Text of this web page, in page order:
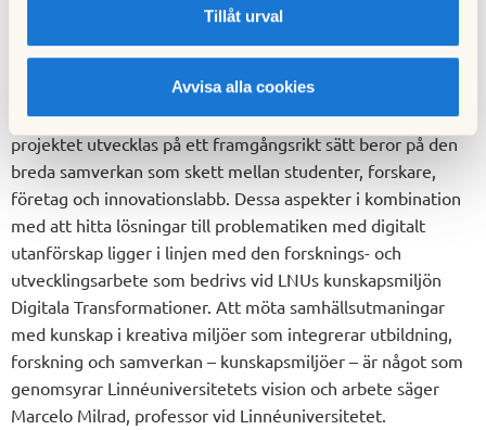
Tillåt urval
Avvisa alla cookies
Nellie Mustonen, en av studenterna ifrån
Linnéuniversitetet.
Som stöd och handledning har studenterna haft hjälp av
såväl forskare inom såväl informatik som datateknik. Att
projektet utvecklas på ett framgångsrikt sätt beror på den
breda samverkan som skett mellan studenter, forskare,
företag och innovationslabb. Dessa aspekter i kombination
med att hitta lösningar till problematiken med digitalt
utanförskap ligger i linjen med den forsknings- och
utvecklingsarbete som bedrivs vid LNUs kunskapsmiljön
Digitala Transformationer. Att möta samhällsutmaningar
med kunskap i kreativa miljöer som integrerar utbildning,
forskning och samverkan – kunskapsmiljöer – är något som
genomsyrar Linnéuniversitetets vision och arbete säger
Marcelo Milrad, professor vid Linnéuniversitetet.